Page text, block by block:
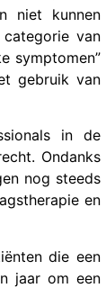
niet kunnen
van
symptomen”
gebruik van
in de
Ondanks
nog steeds
en
die een
jaar om een